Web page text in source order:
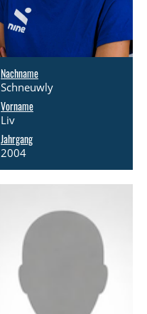
Nachname
Schneuwly
Vorname
Liv
Jahrgang
2004